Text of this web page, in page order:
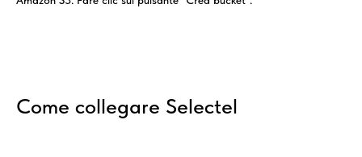
Come collegare Selectel